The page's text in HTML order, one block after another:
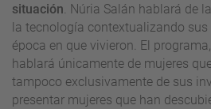
situación. Núria Salán hablará de
la tecnología contextualizando
época en que vivieron. El
hablará únicamente de mujeres
tampoco exclusivamente de sus
presentar mujeres que han